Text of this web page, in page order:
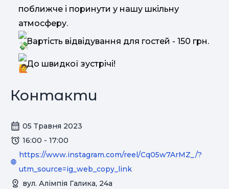
поближче і поринути у нашу шкільну
атмосферу.
Вартість відвідування для гостей - 150 грн.
До швидкої зустрічі!
Контакти
05 Травня 2023
16:00 - 17:00
https://www.instagram.com/reel/Cq05w7ArMZ_/?
utm_source=ig_web_copy_link
вул. Алімпія Галика, 24а